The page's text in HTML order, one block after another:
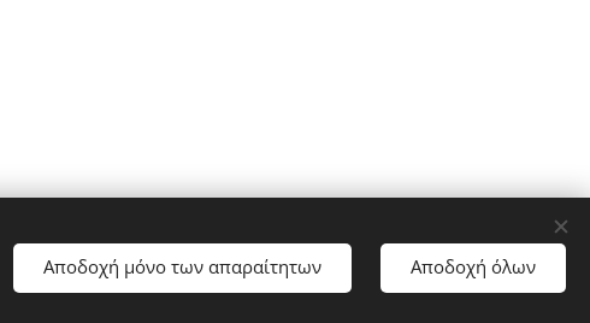
Cookies
Αποδοχή μόνο των απαραίτητων Αποδοχή όλων